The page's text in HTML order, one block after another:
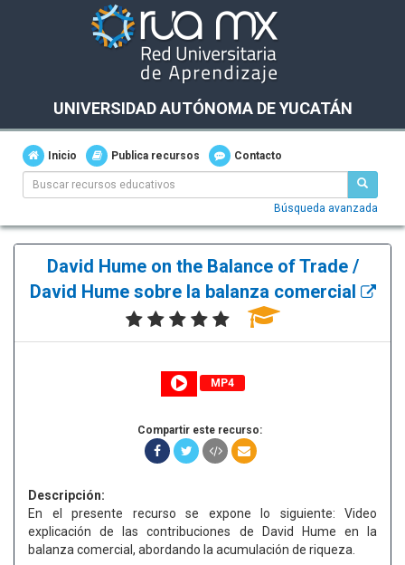
UNIVERSIDAD AUTÓNOMA DE YUCATÁN
Inicio Publica recursos Contacto
Búsqueda avanzada
David Hume on the Balance of Trade /
David Hume sobre la balanza comercial
MP4
Compartir este recurso:
Descripción:
En el presente recurso se expone lo siguiente: Video
explicación de las contribuciones de David Hume en la
balanza comercial, abordando la acumulación de riqueza.